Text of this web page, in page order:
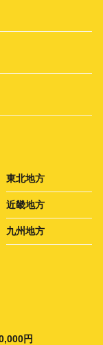
東北地方
近畿地方
九州地方
円